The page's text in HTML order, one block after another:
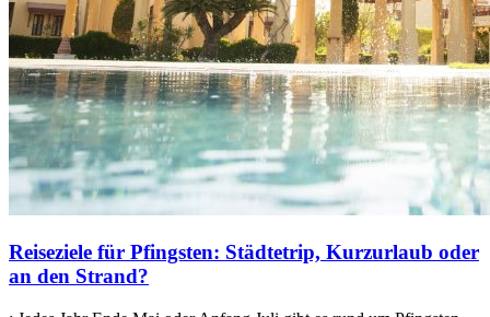
Reiseziele für Pfingsten: Städtetrip, Kurzurlaub oder
an den Strand?